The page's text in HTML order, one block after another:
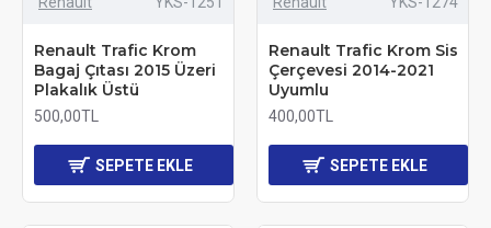
Renault Trafic Krom
Bagaj Çıtası 2015 Üzeri
Plakalık Üstü
500,00TL
SEPETE EKLE
Renault Trafic Krom Sis
Çerçevesi 2014-2021
Uyumlu
400,00TL
SEPETE EKLE